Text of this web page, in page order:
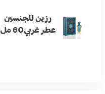
رزين للجنسين
عطر غربي60 مل